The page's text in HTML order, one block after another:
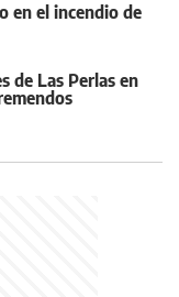
en el incendio de
de Las Perlas en